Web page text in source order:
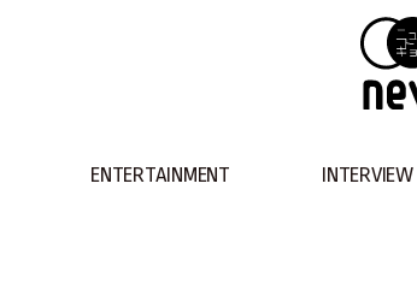
ENTERTAINMENT INTERVIEW